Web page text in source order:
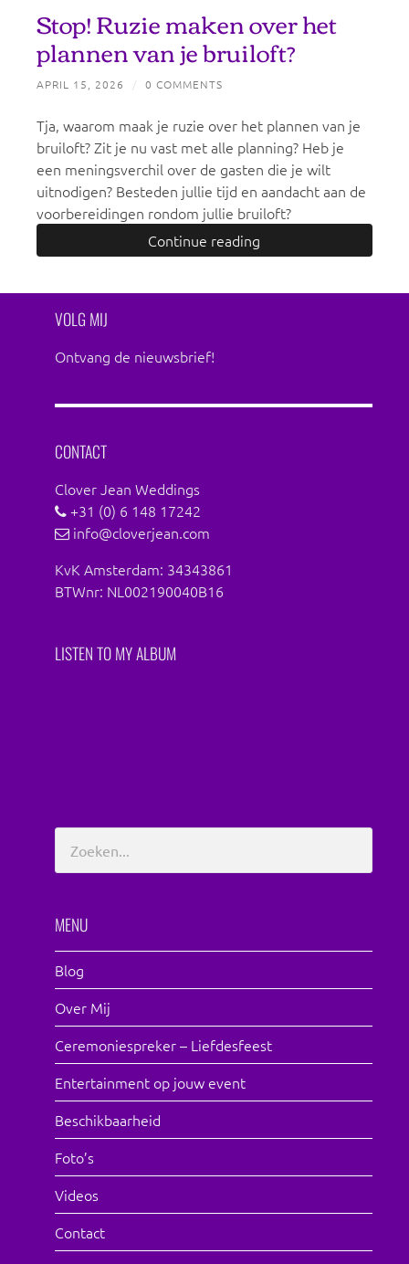
Stop! Ruzie maken over het
plannen van je bruiloft?
APRIL 15, 2026 / 0 COMMENTS
Tja, waarom maak je ruzie over het plannen van je
bruiloft? Zit je nu vast met alle planning? Heb je
een meningsverchil over de gasten die je wilt
uitnodigen? Besteden jullie tijd en aandacht aan de
voorbereidingen rondom jullie bruiloft?
Continue reading
VOLG MIJ
Ontvang de nieuwsbrief!
CONTACT
Clover Jean Weddings
+31 (0) 6 148 17242
info@cloverjean.com
KvK Amsterdam: 34343861
BTWnr: NL002190040B16
LISTEN TO MY ALBUM
MENU
Blog
Over Mij
Ceremoniespreker – Liefdesfeest
Entertainment op jouw event
Beschikbaarheid
Foto’s
Videos
Contact